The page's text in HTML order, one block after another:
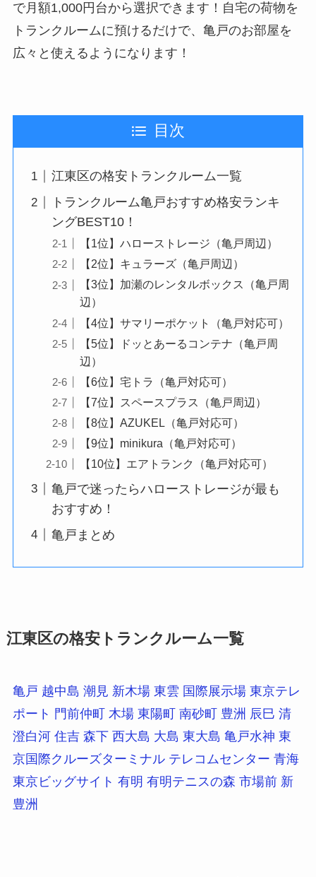
で月額1,000円台から選択できます！自宅の荷物を
トランクルームに預けるだけで、亀戸のお部屋を
広々と使えるようになります！
目次
江東区の格安トランクルーム一覧
トランクルーム亀戸おすすめ格安ランキ
ングBEST10！
【1位】ハローストレージ（亀戸周辺）
【2位】キュラーズ（亀戸周辺）
【3位】加瀬のレンタルボックス（亀戸周
辺）
【4位】サマリーポケット（亀戸対応可）
【5位】ドッとあーるコンテナ（亀戸周
辺）
【6位】宅トラ（亀戸対応可）
【7位】スペースプラス（亀戸周辺）
【8位】AZUKEL（亀戸対応可）
【9位】minikura（亀戸対応可）
【10位】エアトランク（亀戸対応可）
亀戸で迷ったらハローストレージが最も
おすすめ！
亀戸まとめ
江東区の格安トランクルーム一覧
亀戸 越中島 潮見 新木場 東雲 国際展示場 東京テレ
ポート 門前仲町 木場 東陽町 南砂町 豊洲 辰巳 清
澄白河 住吉 森下 西大島 大島 東大島 亀戸水神 東
京国際クルーズターミナル テレコムセンター 青海
東京ビッグサイト 有明 有明テニスの森 市場前 新
豊洲